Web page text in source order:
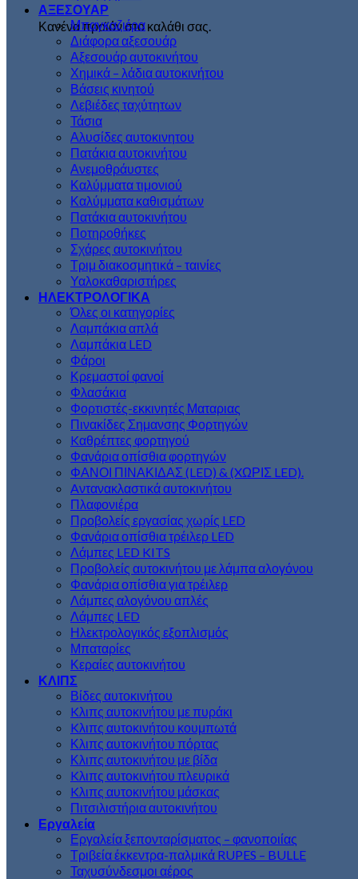
Κανένα προϊόν στο καλάθι σας.
ΑΞΕΣΟΥΑΡ
Μπαγκαζιέρα
Διάφορα αξεσουάρ
Αξεσουάρ αυτοκινήτου
Χημικά – λάδια αυτοκινήτου
Βάσεις κινητού
Λεβιέδες ταχύτητων
Τάσια
Αλυσίδες αυτοκινητου
Πατάκια αυτοκινήτου
Ανεμοθράυστες
Καλύμματα τιμονιού
Καλύμματα καθισμάτων
Πατάκια αυτοκινήτου
Ποτηροθήκες
Σχάρες αυτοκινήτου
Τριμ διακοσμητικά – ταινίες
Υαλοκαθαριστήρες
ΗΛΕΚΤΡΟΛΟΓΙΚΑ
Όλες οι κατηγορίες
Λαμπάκια απλά
Λαμπάκια LED
Φάροι
Κρεμαστοί φανοί
Φλασάκια
Φορτιστές-εκκινητές Ματαριας
Πινακίδες Σημανσης Φορτηγών
Kαθρέπτες φορτηγού
Φανάρια οπίσθια φορτηγών
ΦΑΝΟΙ ΠΙΝΑΚΙΔΑΣ (LED) & (XΩΡΙΣ LED).
Aντανακλαστικά αυτοκινήτου
Πλαφονιέρα
Προβολείς εργασίας χωρίς LED
Φανάρια οπίσθια τρέιλερ LED
Λάμπες LED KITS
Προβολείς αυτοκινήτου με λάμπα αλογόνου
Φανάρια οπίσθια για τρέιλερ
Λάμπες αλογόνου απλές
Λάμπες LED
Ηλεκτρολογικός εξοπλισμός
Μπαταρίες
Κεραίες αυτοκινήτου
ΚΛΙΠΣ
Βίδες αυτοκινήτου
Kλιπς αυτοκινήτου με πυράκι
Kλιπς αυτοκινήτου κουμπωτά
Κλιπς αυτοκινήτου πόρτας
Κλιπς αυτοκινήτου με βίδα
Kλιπς αυτοκινήτου πλευρικά
Kλιπς αυτοκινήτου μάσκας
Πιτσιλιστήρια αυτοκινήτου
Εργαλεία
Εργαλεία ξεπονταρίσματος – φανοποιίας
Τριβεία έκκεντρα-παλμικά RUPES – BULLE
Ταχυσύνδεσμοι αέρος